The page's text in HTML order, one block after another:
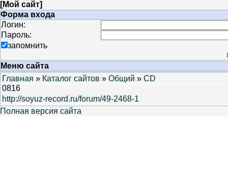
[Мой сайт]
Форма входа
Логин:
Пароль:
запомнить
Меню сайта
Главная » Каталог сайтов » Общий » CD
0816
http://soyuz-record.ru/forum/49-2468-1
Полная версия сайта